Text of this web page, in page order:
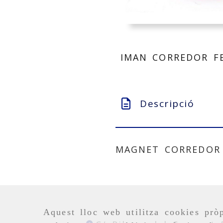
Aquest lloc web utilitza cookies
IMAN CORREDOR
Descripció
MAGNET